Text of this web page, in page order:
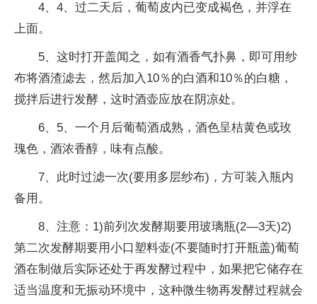
4、4、过二天后，葡萄皮内已变成褐色，并浮在
上面。
5、这时打开盖闻之，如有酒香气扑鼻，即可用纱
布将酒渣滤去，然后加入10％的白酒和10％的白糖，
搅拌后进行发酵，这时酒壶应放在阴凉处。
6、5、一个月后葡萄酒成熟，酒色呈桔黄色或玫
瑰色，酒浓香醇，味有点酸。
7、此时过滤一次(要用多层纱布)，方可装入瓶内
备用。
8、注意：1)前列次发酵期要用玻璃瓶(2—3天)2)
第二次发酵期要用小口塑料壶(不要随时打开瓶盖)葡萄
酒在制做后实际还处于再发酵过程中，如果把它储存在
适当温度和无振动环境中，这种微生物再发酵过程就会